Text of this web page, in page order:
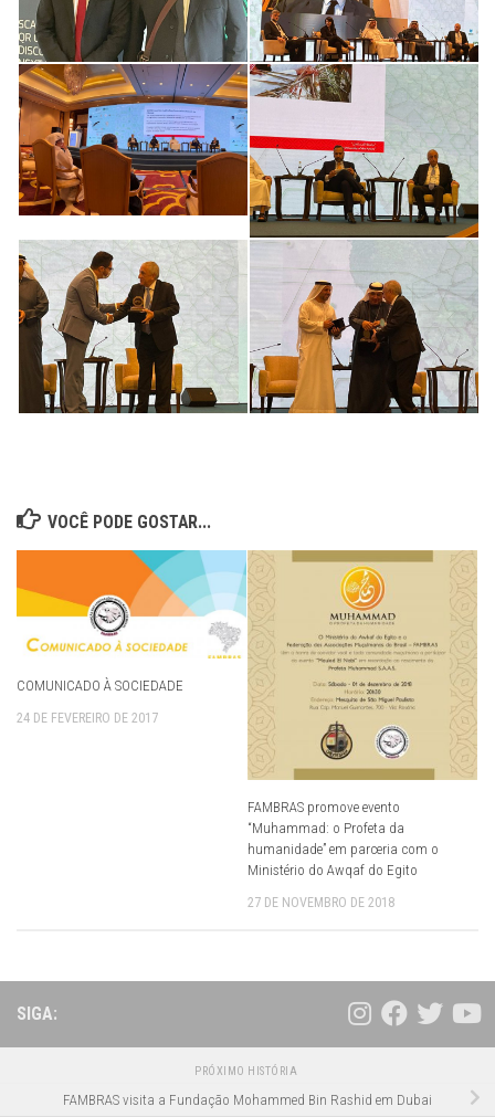
VOCÊ PODE GOSTAR...
COMUNICADO À SOCIEDADE
24 DE FEVEREIRO DE 2017
FAMBRAS promove evento
“Muhammad: o Profeta da
humanidade” em parceria com o
Ministério do Awqaf do Egito
27 DE NOVEMBRO DE 2018
SIGA:
PRÓXIMO HISTÓRIA
FAMBRAS visita a Fundação Mohammed Bin Rashid em Dubai